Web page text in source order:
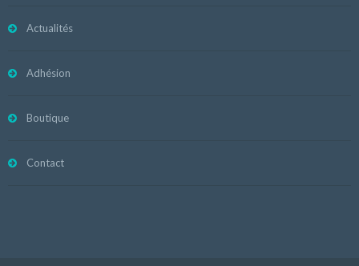
Actualités
Adhésion
Boutique
Contact